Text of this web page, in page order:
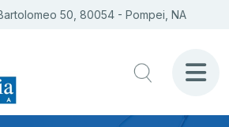
50, 80054 - Pompei, NA